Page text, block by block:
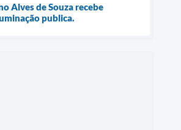
Alves de Souza recebe
publica.